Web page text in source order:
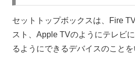
セットトップボックスは、Fire
スト、Apple TVのようにテレビ
るようにできるデバイスのことを